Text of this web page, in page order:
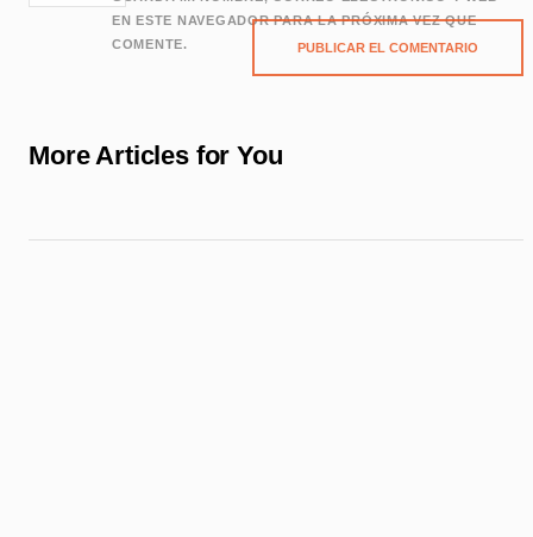
EN ESTE NAVEGADOR PARA LA PRÓXIMA VEZ QUE
COMENTE.
More Articles for You